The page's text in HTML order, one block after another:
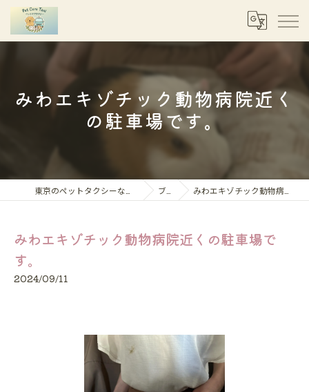
みわエキゾチック動物病院近く
の駐車場です。
ブログ みわエキゾチック動物病院近くの駐車場です。
みわエキゾチック動物病院近くの駐車場で
す。
2024/09/11